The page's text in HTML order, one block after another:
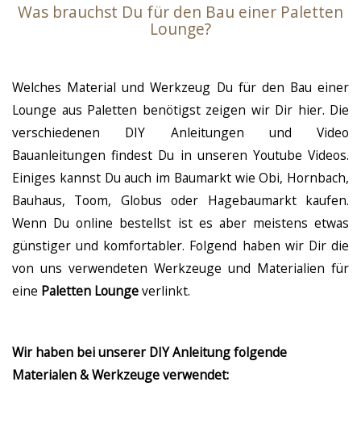
Was brauchst Du für den Bau einer Paletten
Lounge?
Welches Material und Werkzeug Du für den Bau einer
Lounge aus Paletten benötigst zeigen wir Dir hier. Die
verschiedenen DIY Anleitungen und Video
Bauanleitungen findest Du in unseren Youtube Videos.
Einiges kannst Du auch im Baumarkt wie Obi, Hornbach,
Bauhaus, Toom, Globus oder Hagebaumarkt kaufen.
Wenn Du online bestellst ist es aber meistens etwas
günstiger und komfortabler. Folgend haben wir Dir die
von uns verwendeten Werkzeuge und Materialien für
eine Paletten Loungeverlinkt.
Wir haben bei unserer DIY Anleitung folgende
Materialen & Werkzeuge verwendet: